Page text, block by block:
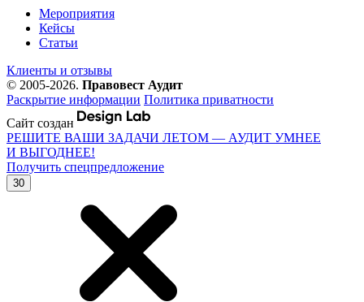
Мероприятия
Кейсы
Статьи
Клиенты и отзывы
© 2005-2026. Правовест Аудит
Раскрытие информации Политика приватности
Сайт создан
РЕШИТЕ ВАШИ ЗАДАЧИ ЛЕТОМ — АУДИТ УМНЕЕ
И ВЫГОДНЕЕ!
Получить спецпредложение
30